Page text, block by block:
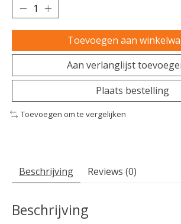
Toevoegen aan
Aan verlanglijst
Plaats bestelling
Toevoegen om te vergelijken
Beschrijving Reviews (0)
Beschrijving